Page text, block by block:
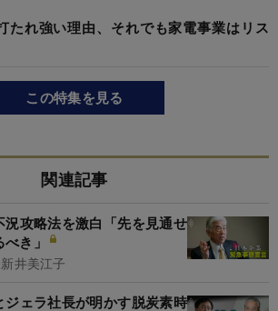
たれ強い理由、それでも家電事業はリス
この特集を見る
関連記事
攻略法を激白「先を見通せ
き」
井美江子
ェラ社長が明かす脱炭素時